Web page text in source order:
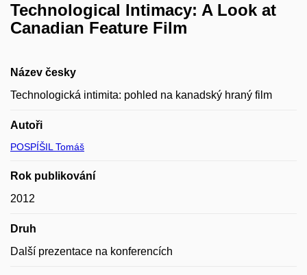
Technological Intimacy: A Look at
Canadian Feature Film
Název česky
Technologická intimita: pohled na kanadský hraný film
Autoři
POSPÍŠIL Tomáš
Rok publikování
2012
Druh
Další prezentace na konferencích